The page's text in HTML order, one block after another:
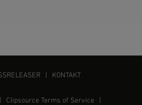
KONTAKT
Clipsource Terms of Service